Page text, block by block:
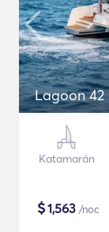
Lagoon 42
Katamarán
$1,563 /noc